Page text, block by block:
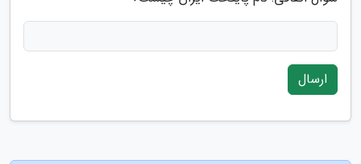
ارسال